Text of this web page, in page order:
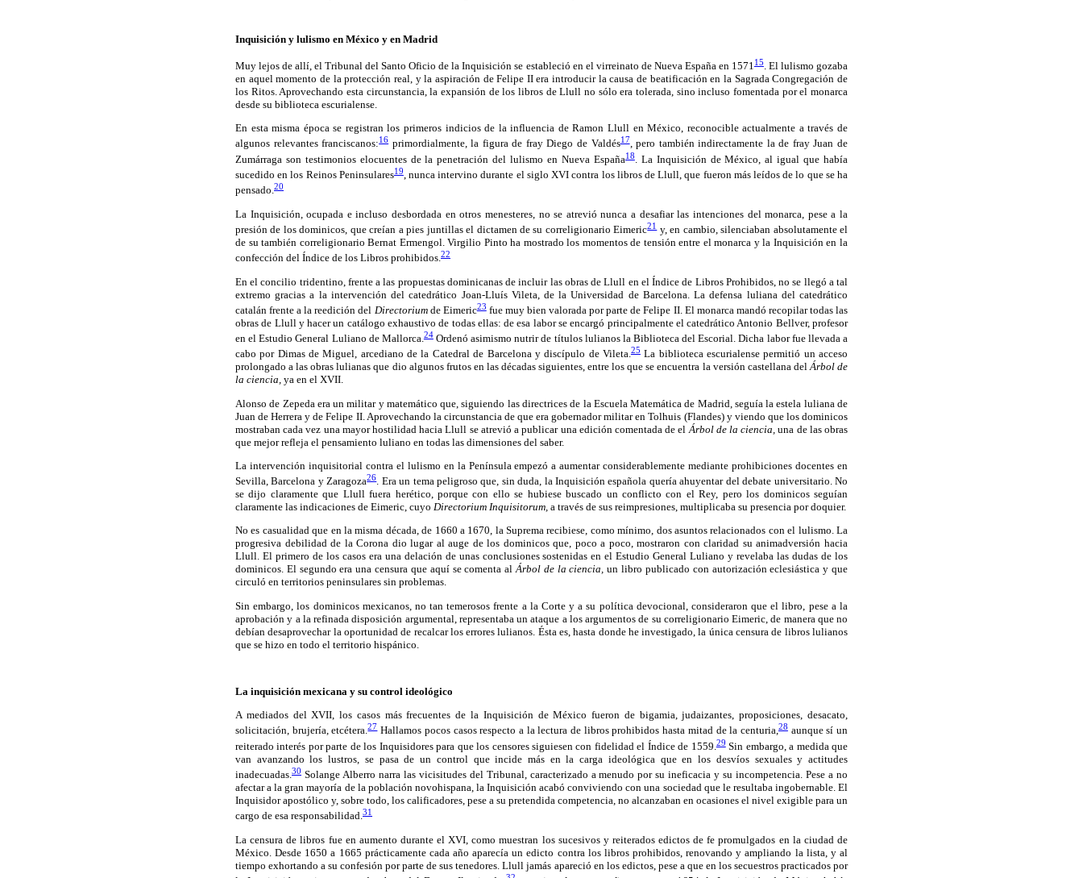
Inquisición y lulismo en México y en Madrid
Muy lejos de allí, el Tribunal del Santo Oficio de la Inquisición se estableció en el virreinato de Nueva España en 157115. El lulismo gozaba
en aquel momento de la protección real, y la aspiración de Felipe II era introducir la causa de beatificación en la Sagrada Congregación de
los Ritos. Aprovechando esta circunstancia, la expansión de los libros de Llull no sólo era tolerada, sino incluso fomentada por el monarca
desde su biblioteca escurialense.
En esta misma época se registran los primeros indicios de la influencia de Ramon Llull en México, reconocible actualmente a través de
algunos relevantes franciscanos:16primordialmente, la figura de fray Diego de Valdés17, pero también indirectamente la de fray Juan de
Zumárraga son testimonios elocuentes de la penetración del lulismo en Nueva España18. La Inquisición de México, al igual que había
sucedido en los Reinos Peninsulares19, nunca intervino durante el siglo XVI contra los libros de Llull, que fueron más leídos de lo que se ha
pensado.20
La Inquisición, ocupada e incluso desbordada en otros menesteres, no se atrevió nunca a desafiar las intenciones del monarca, pese a la
presión de los dominicos, que creían a pies juntillas el dictamen de su correligionario Eimeric21y, en cambio, silenciaban absolutamente el
de su también correligionario Bernat Ermengol. Virgilio Pinto ha mostrado los momentos de tensión entre el monarca y la Inquisición en la
confección del Índice de los Libros prohibidos.22
En el concilio tridentino, frente a las propuestas dominicanas de incluir las obras de Llull en el Índice de Libros Prohibidos, no se llegó a tal
extremo gracias a la intervención del catedrático Joan-Lluís Vileta, de la Universidad de Barcelona. La defensa luliana del catedrático
catalán frente a la reedición del Directoriumde Eimeric23fue muy bien valorada por parte de Felipe II. El monarca mandó recopilar todas las
obras de Llull y hacer un catálogo exhaustivo de todas ellas: de esa labor se encargó principalmente el catedrático Antonio Bellver, profesor
en el Estudio General Luliano de Mallorca.24Ordenó asimismo nutrir de títulos lulianos la Biblioteca del Escorial. Dicha labor fue llevada a
cabo por Dimas de Miguel, arcediano de la Catedral de Barcelona y discípulo de Vileta.25La biblioteca escurialense permitió un acceso
prolongado a las obras lulianas que dio algunos frutos en las décadas siguientes, entre los que se encuentra la versión castellana delÁrbol de
la ciencia, ya en el XVII.
Alonso de Zepeda era un militar y matemático que, siguiendo las directrices de la Escuela Matemática de Madrid, seguía la estela luliana de
Juan de Herrera y de Felipe II. Aprovechando la circunstancia de que era gobernador militar en Tolhuis (Flandes) y viendo que los dominicos
mostraban cada vez una mayor hostilidad hacia Llull se atrevió a publicar una edición comentada de el Árbol de la ciencia, una de las obras
que mejor refleja el pensamiento luliano en todas las dimensiones del saber.
La intervención inquisitorial contra el lulismo en la Península empezó a aumentar considerablemente mediante prohibiciones docentes en
Sevilla, Barcelona y Zaragoza26. Era un tema peligroso que, sin duda, la Inquisición española quería ahuyentar del debate universitario. No
se dijo claramente que Llull fuera herético, porque con ello se hubiese buscado un conflicto con el Rey, pero los dominicos seguían
claramente las indicaciones de Eimeric, cuyo Directorium Inquisitorum, a través de sus reimpresiones, multiplicaba su presencia por doquier.
No es casualidad que en la misma década, de 1660 a 1670, la Suprema recibiese, como mínimo, dos asuntos relacionados con el lulismo. La
progresiva debilidad de la Corona dio lugar al auge de los dominicos que, poco a poco, mostraron con claridad su animadversión hacia
Llull. El primero de los casos era una delación de unas conclusiones sostenidas en el Estudio General Luliano y revelaba las dudas de los
dominicos. El segundo era una censura que aquí se comenta alÁrbol de la ciencia, un libro publicado con autorización eclesiástica y que
circuló en territorios peninsulares sin problemas.
Sin embargo, los dominicos mexicanos, no tan temerosos frente a la Corte y a su política devocional, consideraron que el libro, pese a la
aprobación y a la refinada disposición argumental, representaba un ataque a los argumentos de su correligionario Eimeric, de manera que no
debían desaprovechar la oportunidad de recalcar los errores lulianos. Ésta es, hasta donde he investigado, la única censura de libros lulianos
que se hizo en todo el territorio hispánico.
La inquisición mexicana y su control ideológico
A mediados del XVII, los casos más frecuentes de la Inquisición de México fueron de bigamia, judaizantes, proposiciones, desacato,
solicitación, brujería, etcétera.27Hallamos pocos casos respecto a la lectura de libros prohibidos hasta mitad de la centuria,28aunque sí un
reiterado interés por parte de los Inquisidores para que los censores siguiesen con fidelidad el Índice de 1559.29Sin embargo, a medida que
van avanzando los lustros, se pasa de un control que incide más en la carga ideológica que en los desvíos sexuales y actitudes
inadecuadas.30 Solange Alberro narra las vicisitudes del Tribunal, caracterizado a menudo por su ineficacia y su incompetencia. Pese a no
afectar a la gran mayoría de la población novohispana, la Inquisición acabó conviviendo con una sociedad que le resultaba ingobernable. El
Inquisidor apostólico y, sobre todo, los calificadores, pese a su pretendida competencia, no alcanzaban en ocasiones el nivel exigible para un
cargo de esa responsabilidad.31
La censura de libros fue en aumento durante el XVI, como muestran los sucesivos y reiterados edictos de fe promulgados en la ciudad de
México. Desde 1650 a 1665 prácticamente cada año aparecía un edicto contra los libros prohibidos, renovando y ampliando la lista, y al
tiempo exhortando a su confesión por parte de sus tenedores. Llull jamás apareció en los edictos, pese a que en los secuestros practicados por